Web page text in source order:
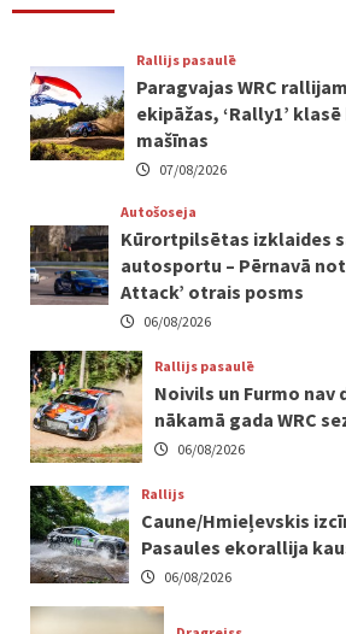
Rallijs pasaulē
Paragvajas WRC
ekipāžas, ‘Rally1’
mašīnas
07/08/2026
Autošoseja
Kūrortpilsētas izklaides
autosportu – Pērnavā
Attack’ otrais posms
06/08/2026
Rallijs pasaulē
Noivils un Furmo nav
nākamā gada WRC
06/08/2026
Rallijs
Caune/Hmieļevskis
Pasaules ekorallija
06/08/2026